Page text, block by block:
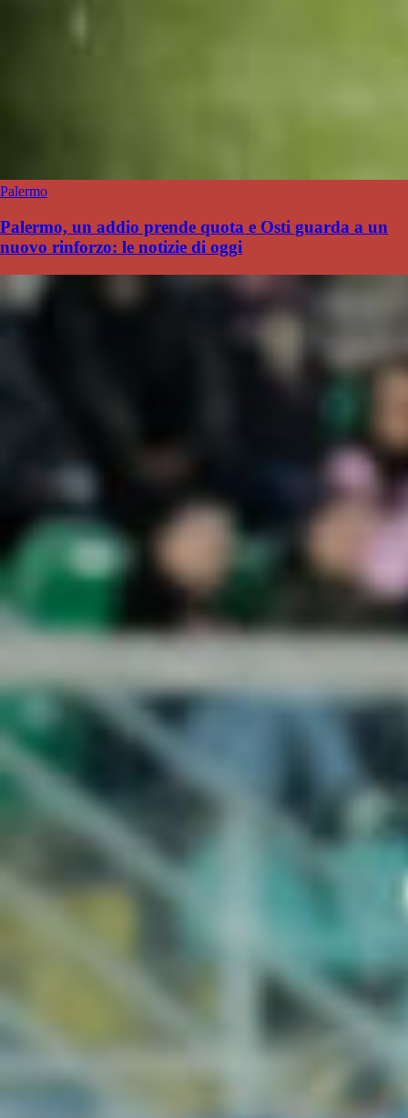
Palermo
Palermo, un addio prende quota e Osti guarda a un
nuovo rinforzo: le notizie di oggi